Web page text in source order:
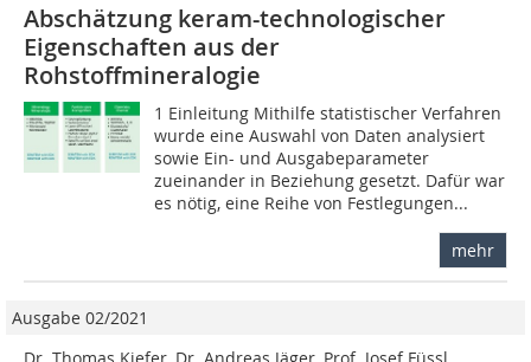
Abschätzung keram-technologischer
Eigenschaften aus der
Rohstoffmineralogie
1 Einleitung Mithilfe statistischer Verfahren
wurde eine Auswahl von Daten analysiert
sowie Ein- und Ausgabeparameter
zueinander in Beziehung gesetzt. Dafür war
es nötig, eine Reihe von Festlegungen...
mehr
Ausgabe 02/2021